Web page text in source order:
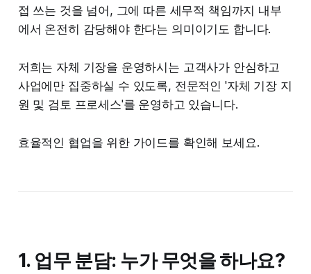
접 쓰는 것을 넘어, 그에 따른 세무적 책임까지 내부
에서 온전히 감당해야 한다는 의미이기도 합니다.
저희는 자체 기장을 운영하시는 고객사가 안심하고
사업에만 집중하실 수 있도록, 전문적인 '자체 기장 지
원 및 검토 프로세스'를 운영하고 있습니다.
효율적인 협업을 위한 가이드를 확인해 보세요.
1. 업무 분담: 누가 무엇을 하나요?